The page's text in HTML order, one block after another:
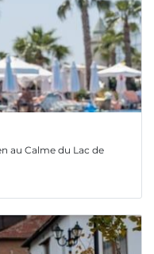
au Calme du Lac de